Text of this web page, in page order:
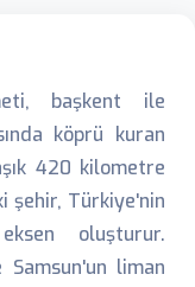
başkent ile
köprü kuran
420 kilometre
şehir, Türkiye'nin
oluşturur.
liman